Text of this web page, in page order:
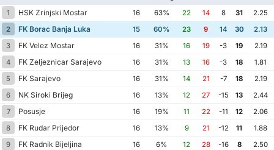
1 HSK Zrinjski Mostar 16 63% 22 14 8 31
2.25
2
FK Borac Banja Luka 15 60% 23 9 14 30
2.13
3
FK Velez Mostar 16 31% 16 19 -3 19
2.19
4
FK Zeljeznicar Sarajevo 16 31% 13 16 -3 18
1.81
5
FK Sarajevo 16 31% 14 21 -7 18
2.19
6
NK Siroki Brijeg 16 13% 12 27 -15 13
2.44
7
Posusje 16 19% 11 22 -11 12
2.06
8
FK Rudar Prijedor 16 13% 9 21 -12 11
1.88
9
FK Radnik Bijeljina 16 6% 12 28 -16 8
2.50